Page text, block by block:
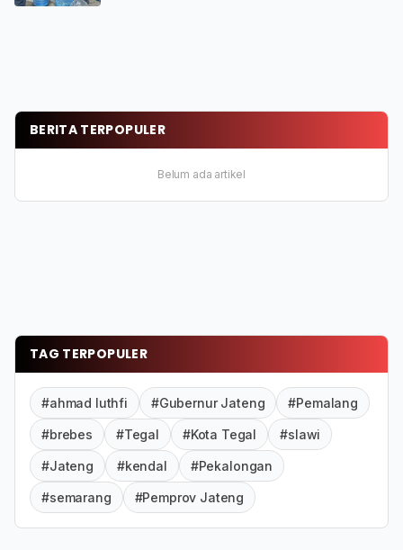
BERITA TERPOPULER
Belum ada artikel
TAG TERPOPULER
#ahmad luthfi #Gubernur Jateng #Pemalang
#brebes #Tegal #Kota Tegal #slawi
#Jateng #kendal #Pekalongan
#semarang #Pemprov Jateng